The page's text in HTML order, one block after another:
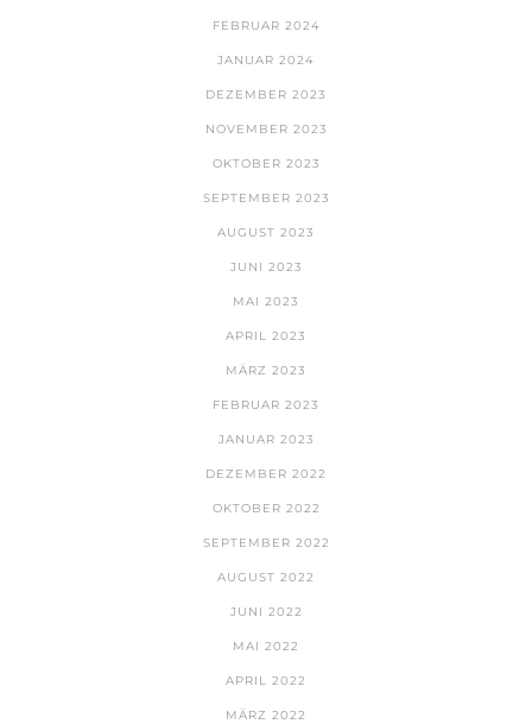
FEBRUAR 2024
JANUAR 2024
DEZEMBER 2023
NOVEMBER 2023
OKTOBER 2023
SEPTEMBER 2023
AUGUST 2023
JUNI 2023
MAI 2023
APRIL 2023
MÄRZ 2023
FEBRUAR 2023
JANUAR 2023
DEZEMBER 2022
OKTOBER 2022
SEPTEMBER 2022
AUGUST 2022
JUNI 2022
MAI 2022
APRIL 2022
MÄRZ 2022